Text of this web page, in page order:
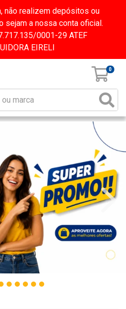
não realizem depósitos ou
sejam a nossa conta oficial.
0001-29 ATEF
EIRELI
0